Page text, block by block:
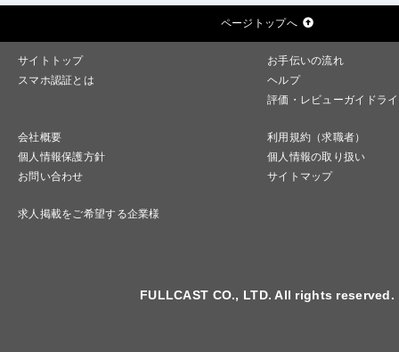
ページトップへ
サイトトップ
お手伝いの流れ
スマホ認証とは
ヘルプ
評価・レビューガイドラ
会社概要
利用規約（求職者）
個人情報保護方針
個人情報の取り扱い
お問い合わせ
サイトマップ
求人掲載をご希望する企業様
FULLCAST CO., LTD. All rights reserved.